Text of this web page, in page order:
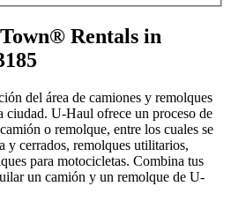
Rentals in
del área de camiones y remolques
ciudad. U-Haul ofrece un proceso de
o remolque, entre los cuales se
y cerrados, remolques utilitarios,
para motocicletas. Combina tus
un camión y un remolque de U-